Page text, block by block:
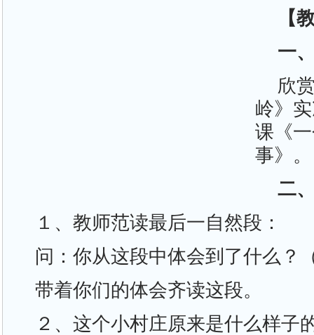
【
一
欣
岭》
课《
事》。
二
１、教师范读最后一自然段：
问：你从这段中体会到了什么？
带着你们的体会齐读这段。
２、这个小村庄原来是什么样子